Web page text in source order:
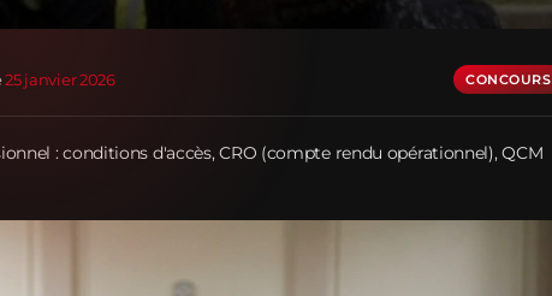
25 janvier 2026 CONCOURS
: conditions d'accès, CRO (compte rendu opérationnel), QCM